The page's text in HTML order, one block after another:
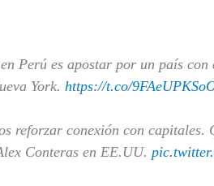
Perú es apostar por un país
York. https://t.co/
reforzar conexión con
Conteras en EE.UU.